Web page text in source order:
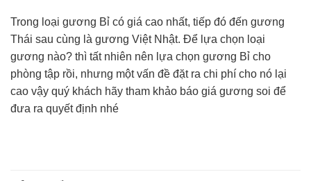
Trong loại gương Bỉ có giá cao nhất, tiếp đó đến gương
Thái sau cùng là gương Việt Nhật. Để lựa chọn loại
gương nào? thì tất nhiên nên lựa chọn gương Bỉ cho
phòng tập rồi, nhưng một vấn đề đặt ra chi phí cho nó lại
cao vậy quý khách hãy tham khảo báo giá gương soi để
đưa ra quyết định nhé